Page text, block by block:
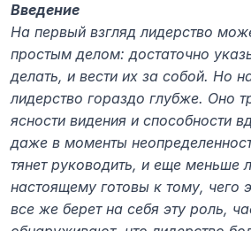
Введение
На первый взгляд лидерство
простым делом: достаточно
делать, и вести их за собой. Но
лидерство гораздо глубже. Оно
ясности видения и способности
даже в моменты
тянет руководить, и еще меньше
настоящему готовы к тому, чего
все же берет на себя эту роль,